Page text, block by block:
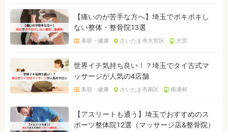
【痛いのが苦手な方へ】埼玉でボキボキし
ない整体・整骨院13選
美容・健康 さいたま市大宮区 大宮
世界イチ気持ち良い！？埼玉でタイ古式マ
ッサージが人気の4店舗
美容・健康 さいたま市南区 南浦和
【アスリートも通う】埼玉でおすすめのス
ポーツ整体院12選（マッサージ店&整骨院）